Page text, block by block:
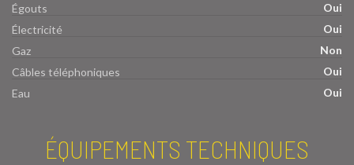
Égouts
Oui
Électricité
Oui
Gaz
Non
Câbles téléphoniques
Oui
Eau
Oui
ÉQUIPEMENTS TECHNIQUES